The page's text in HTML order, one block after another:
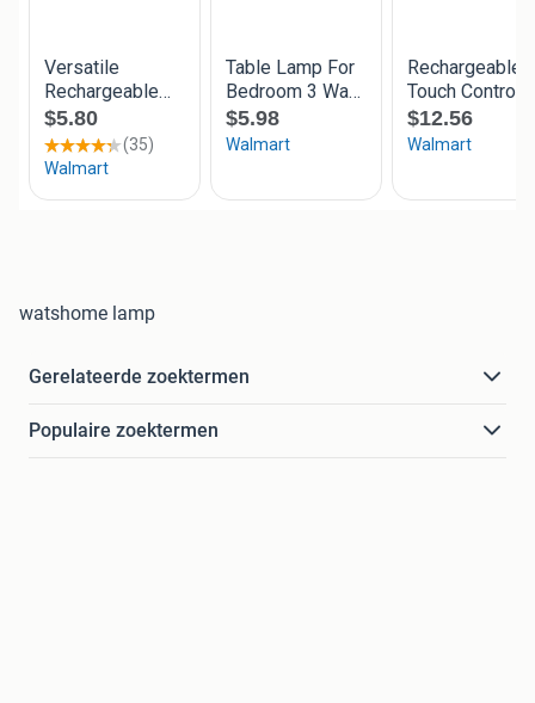
watshome lamp
Gerelateerde zoektermen
Populaire zoektermen